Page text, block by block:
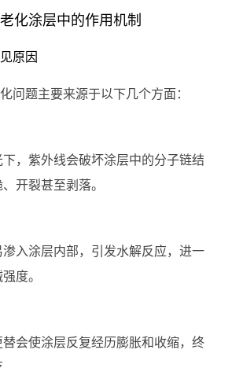
化涂层中的作用机制
原因
问题主要来源于以下几个方面：
，紫外线会破坏涂层中的分子链结
开裂甚至剥落。
入涂层内部，引发水解反应，进一
度。
会使涂层反复经历膨胀和收缩，终